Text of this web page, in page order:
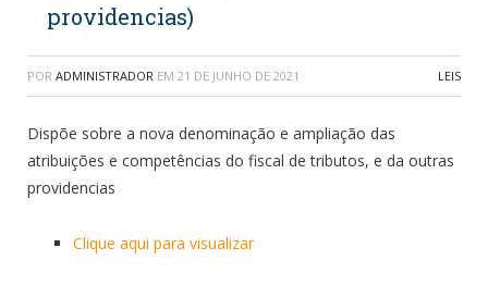
providencias)
POR ADMINISTRADOR EM 21 DE JUNHO DE 2021 LEIS
Dispõe sobre a nova denominação e ampliação das
atribuições e competências do fiscal de tributos, e da outras
providencias
Clique aqui para visualizar